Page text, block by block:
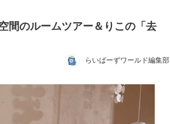
間のルームツアー＆りこの「去
らいばーずワールド編集部